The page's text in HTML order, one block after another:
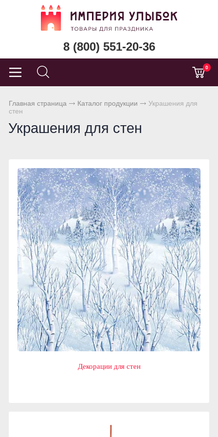
8 (800) 551-20-36
0
Главная страница Каталог продукции
Украшения для
стен
Украшения для стен
Декорации для стен